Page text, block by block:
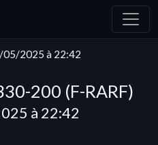
05/2025 à 22:42
200 (F-RARF)
à 22:42